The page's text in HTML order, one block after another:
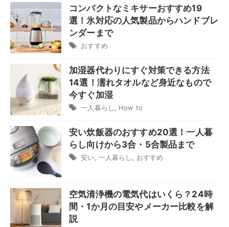
コンパクトなミキサーおすすめ19
選！氷対応の人気製品からハンドブレ
ンダーまで
おすすめ
加湿器代わりにすぐ対策できる方法
14選！濡れタオルなど身近なもので
今すぐ加湿
一人暮らし How to
安い炊飯器のおすすめ20選！一人暮
らし向けから3合・5合製品まで
安い 一人暮らし おすすめ
空気清浄機の電気代はいくら？24時
間・1か月の目安やメーカー比較を解
説